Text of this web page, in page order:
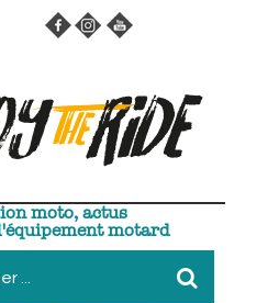
moto, actus
motard